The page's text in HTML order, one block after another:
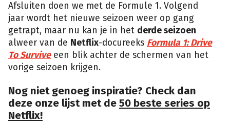
Afsluiten doen we met de Formule 1. Volgend
jaar wordt het nieuwe seizoen weer op gang
getrapt, maar nu kan je in het derde seizoen
alweer van de Netflix-docureeks Formula 1: Drive
To Surviveeen blik achter de schermen van het
vorige seizoen krijgen.
Nog niet genoeg inspiratie? Check dan
deze onze lijst met de 50 beste series op
Netflix!